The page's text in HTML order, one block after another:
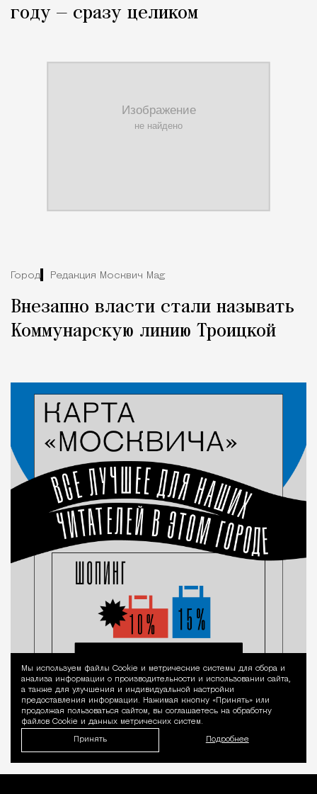
году — сразу целиком
Город Редакция Москвич Mag
Внезапно власти стали называть
Коммунарскую линию Троицкой
Уведомление
Мы используем файлы Сookie и метрические системы для сбора и
анализа информации о производительности и использовании сайта,
а также для улучшения и индивидуальной настройки
предоставления информации. Нажимая кнопку «Принять» или
продолжая пользоваться сайтом, вы соглашаетесь на обработку
файлов Cookie и данных метрических систем.
Принять Подробнее